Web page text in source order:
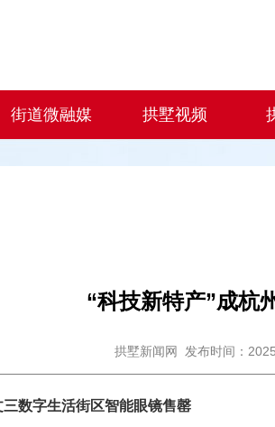
街道微融媒 拱墅视频
“科技新特产”成杭
拱墅新闻网 发布时间：
数字生活街区智能眼镜售罄